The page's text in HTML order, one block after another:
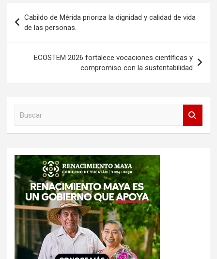
de
entradas
Cabildo de Mérida prioriza la dignidad y calidad de vida
de las personas.
ECOSTEM 2026 fortalece vocaciones científicas y
compromiso con la sustentabilidad
r